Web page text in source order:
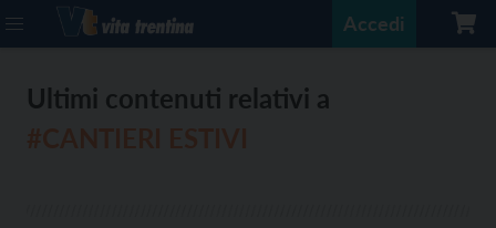
Accedi
Ultimi contenuti relativi a